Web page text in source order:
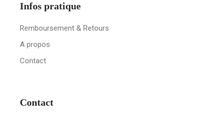
Infos pratique
Remboursement & Retours
A propos
Contact
Contact